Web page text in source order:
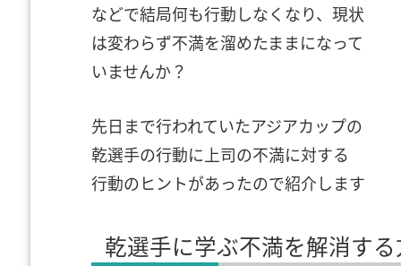
などで結局何も行動しなくなり、現状
は変わらず不満を溜めたままになって
いませんか？
先日まで行われていたアジアカップの
乾選手の行動に上司の不満に対する
行動のヒントがあったので紹介します
乾選手に学ぶ不満を解消す